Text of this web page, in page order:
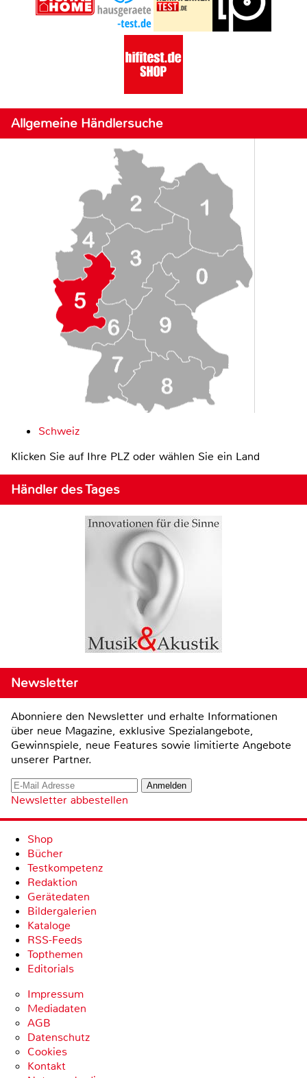
Allgemeine Händlersuche
Schweiz
Klicken Sie auf Ihre PLZ oder wählen Sie ein Land
Händler des Tages
Newsletter
Abonniere den Newsletter und erhalte Informationen
über neue Magazine, exklusive Spezialangebote,
Gewinnspiele, neue Features sowie limitierte Angebote
unserer Partner.
Newsletter abbestellen
Shop
Bücher
Testkompetenz
Redaktion
Gerätedaten
Bildergalerien
Kataloge
RSS-Feeds
Topthemen
Editorials
Impressum
Mediadaten
AGB
Datenschutz
Cookies
Kontakt